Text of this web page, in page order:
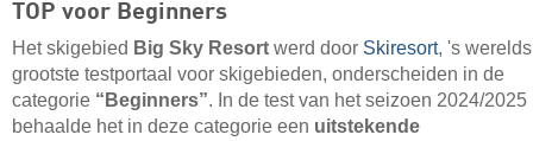
TOP voor Beginners
Het skigebied Big Sky Resort werd door Skiresort, 's werelds
grootste testportaal voor skigebieden, onderscheiden in de
categorie “Beginners”. In de test van het seizoen 2024/2025
behaalde het in deze categorie een uitstekende